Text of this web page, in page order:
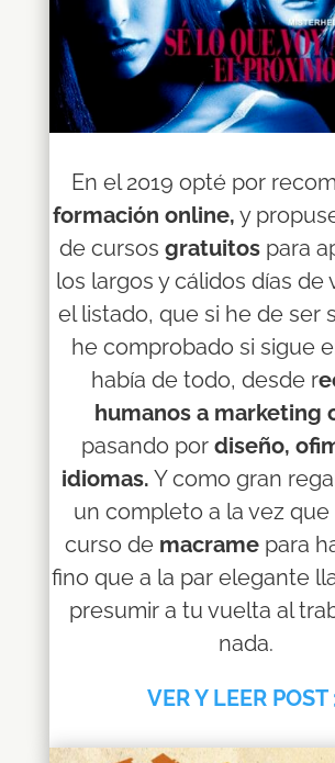
En el 2019 opté por
formación online, y
de cursos gratuitospara
los largos y cálidos días de
el listado, que si he de ser
he comprobado si sigue
había de todo, desde r
humanos a marketing
pasando por diseño,
idiomas. Y como gran
un completo a la vez
curso de macrame para
fino que a la par elegante
presumir a tu vuelta al
nada.
VER Y LEER POST